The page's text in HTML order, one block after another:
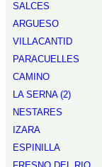
SALCES
ARGUESO
VILLACANTID
PARACUELLES
CAMINO
LA SERNA (2)
NESTARES
IZARA
ESPINILLA